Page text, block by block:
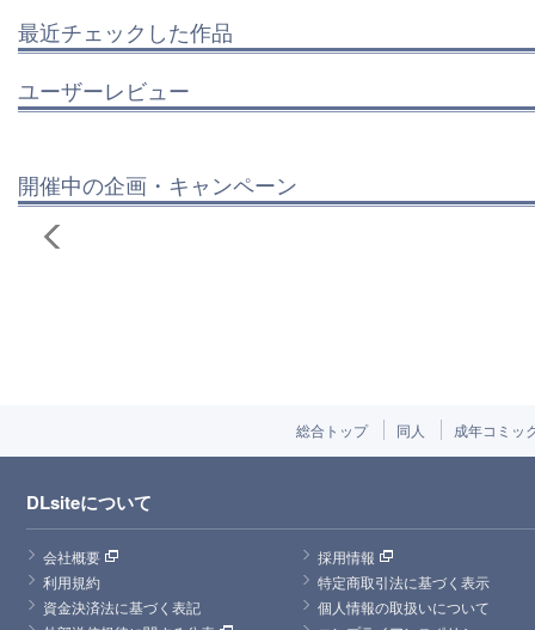
最近チェックした作品
ユーザーレビュー
開催中の企画・キャンペーン
総合トップ 同人 成年コミッ
DLsiteについて
会社概要
採用情報
利用規約
特定商取引法に基づく表示
資金決済法に基づく表記
個人情報の取扱いについて